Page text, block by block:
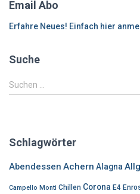
Beiträge
Email Abo
Erfahre Neues! Einfach hier
Suche
S
u
n
a
c
Suchen …
Schlagwörter
Abendessen Achern Alagna
Campello Monti Chillen Corona E4